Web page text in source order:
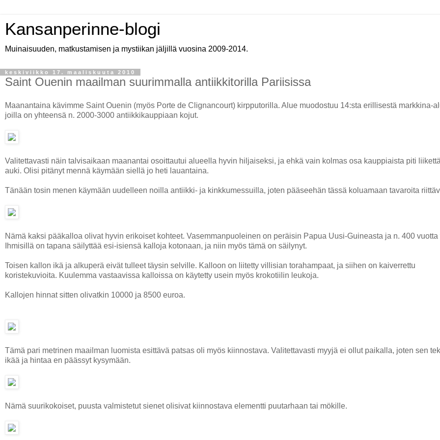
Kansanperinne-blogi
Muinaisuuden, matkustamisen ja mystiikan jäljillä vuosina 2009-2014.
keskiviikko 17. maaliskuuta 2010
Saint Ouenin maailman suurimmalla antiikkitorilla Pariisissa
Maanantaina kävimme Saint Ouenin (myös Porte de Clignancourt) kirpputorilla. Alue muodostuu 14:sta erillisestä markkina-
joilla on yhteensä n. 2000-3000 antiikkikauppiaan kojut.
Valitettavasti näin talvisaikaan maanantai osoittautui alueella hyvin hiljaiseksi, ja ehkä vain kolmas osa kauppiaista piti
auki. Olisi pitänyt mennä käymään siellä jo heti lauantaina.
Tänään tosin menen käymään uudelleen noilla antiikki- ja kinkkumessuilla, joten pääseehän tässä koluamaan tavaroita
Nämä kaksi pääkalloa olivat hyvin erikoiset kohteet. Vasemmanpuoleinen on peräisin Papua Uusi-Guineasta ja n. 400 vuotta
Ihmisillä on tapana säilyttää esi-isiensä kalloja kotonaan, ja niin myös tämä on säilynyt.
Toisen kallon ikä ja alkuperä eivät tulleet täysin selville. Kalloon on liitetty villisian torahampaat, ja siihen on kaiverrettu
koristekuvioita. Kuulemma vastaavissa kalloissa on käytetty usein myös krokotiilin leukoja.
Kallojen hinnat sitten olivatkin 10000 ja 8500 euroa.
Tämä pari metrinen maailman luomista esittävä patsas oli myös kiinnostava. Valitettavasti myyjä ei ollut paikalla, joten sen
ikää ja hintaa en päässyt kysymään.
Nämä suurikokoiset, puusta valmistetut sienet olisivat kiinnostava elementti puutarhaan tai mökille.